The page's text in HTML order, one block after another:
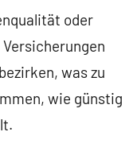
oder
was zu
wie günstig